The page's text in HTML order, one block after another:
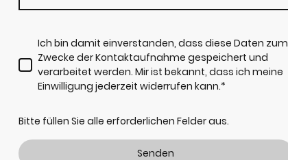
Ich bin damit einverstanden, dass diese Daten zum
Zwecke der Kontaktaufnahme gespeichert und
verarbeitet werden. Mir ist bekannt, dass ich meine
Einwilligung jederzeit widerrufen kann.*
Bitte füllen Sie alle erforderlichen Felder aus.
Senden